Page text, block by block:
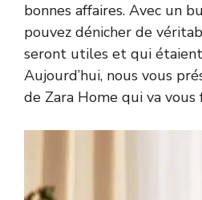
bonnes affaires. Avec un
pouvez dénicher de
seront utiles et qui
Aujourd’hui, nous vous
de Zara Home qui va vous